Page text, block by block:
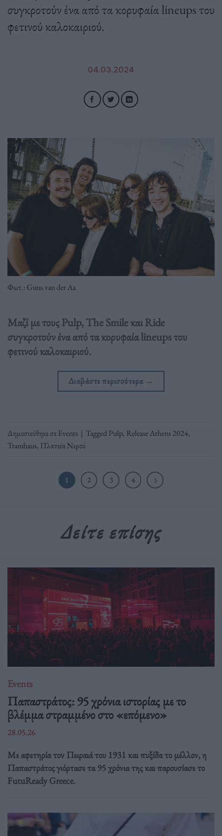
συγκροτούν ένα από τα κορυφαία lineups του
φετινού καλοκαιριού.
04.03.2024
Φωτ.: Guus van der Aa
Μαζί με τους Pulp, The Smile και Ride
συγκροτούν ένα από τα κορυφαία lineups του
φετινού καλοκαιριού.
Διαβάστε περισσότερα →
Δημοσιεύθηκε σεEvents | TaggedPulp, Release Athens 2024,
Tramhaus, Πλατεία Νερού
1 2 3 4
Δείτε επίσης
Events
Παπαστράτος: 95 χρόνια ιστορίας με το
βλέμμα στραμμένο στο «επόμενο»
28.05.26
Με αφετηρία τον Πειραιά του 1931 και πυξίδα το μέλλον, η
Παπαστράτος γιόρτασε τα 95 χρόνια της και παρουσίασε το
FutuReady Greece.